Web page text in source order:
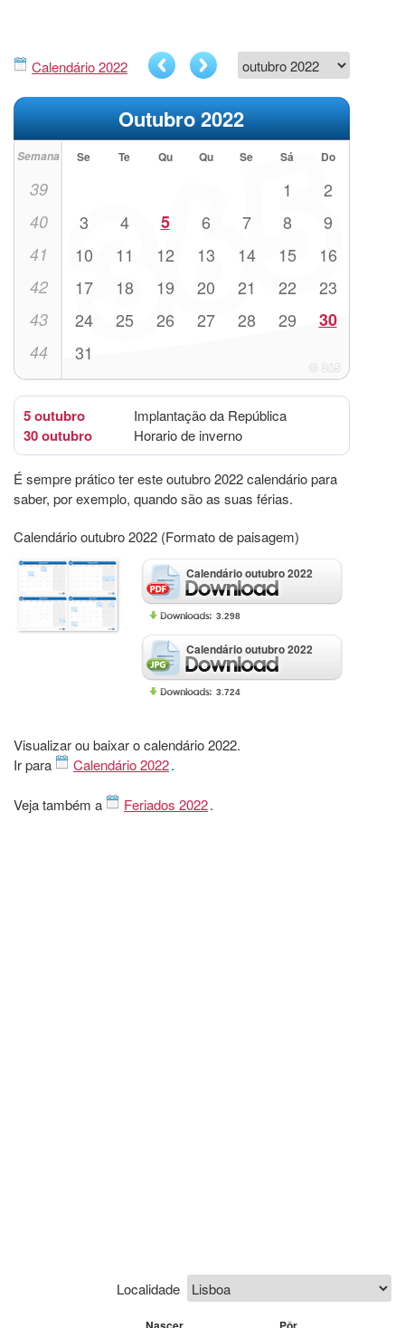
Calendário 2022
Outubro 2022
Semana Se Te Qu Qu Se Sá Do
39 1 2
40 3 4 5 6 7 8 9
41 10 11 12 13 14 15 16
42 17 18 19 20 21 22 23
43 24 25 26 27 28 29 30
44 31
5 outubro Implantação da República
30 outubro Horario de inverno
É sempre prático ter este outubro 2022 calendário para
saber, por exemplo, quando são as suas férias.
Calendário outubro 2022 (Formato de paisagem)
Calendário outubro 2022
3.298
Calendário outubro 2022
3.724
Visualizar ou baixar o calendário 2022.
Ir para
Calendário 2022.
Veja também a Feriados 2022.
Localidade